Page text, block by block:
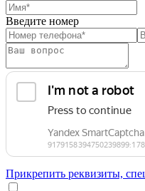
Введите номер
Прикрепить реквизиты,